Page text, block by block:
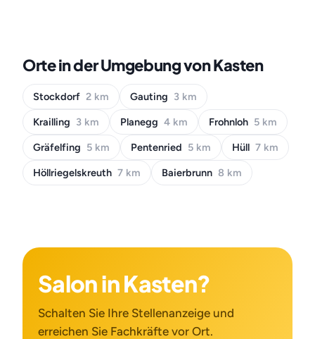
Orte in der Umgebung von Kasten
Stockdorf 2 km Gauting 3 km
Krailling 3 km Planegg 4 km Frohnloh 5 km
Gräfelfing 5 km Pentenried 5 km Hüll 7 km
Höllriegelskreuth 7 km Baierbrunn 8 km
Salon in Kasten?
Schalten Sie Ihre Stellenanzeige und
erreichen Sie Fachkräfte vor Ort.